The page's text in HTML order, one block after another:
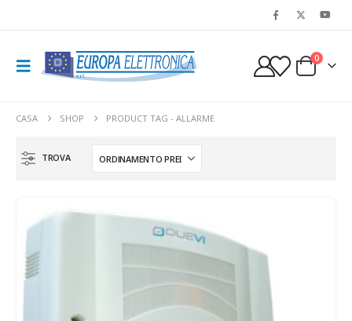
0
CASA SHOP PRODUCT TAG - ALLARME